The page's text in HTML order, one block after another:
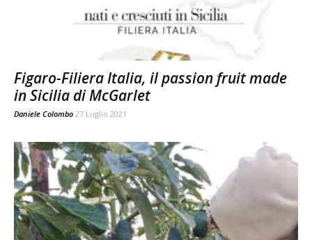
Figaro-Filiera Italia, il passion fruit made
in Sicilia di McGarlet
Daniele Colombo 27 Luglio 2021